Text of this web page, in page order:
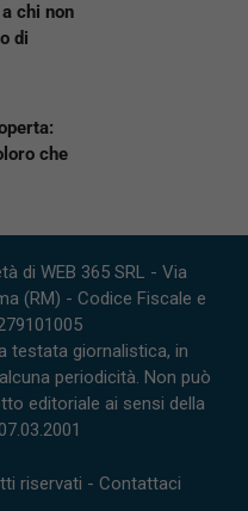
chi non
di
che
di WEB 365 SRL - Via
(RM) - Codice Fiscale e
testata giornalistica, in
periodicità. Non può
editoriale ai sensi della
riservati - Contattaci